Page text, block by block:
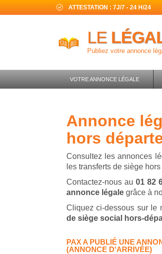
ATTESTATION : 7J/7 - 24 H/24
LE
Publiez votre annonce
VOTRE ANNONCE LÉGALE
annonce légale pax - transfert de siège
hors
Consultez les annonces
les transferts de siège
Contactez-nous au 01 82
annonce légale grâce à
Cliquez ci-dessous sur le
de siège social hors-
PAX A PUBLIÉ UNE
(ANNONCE D'ARRIVÉE)